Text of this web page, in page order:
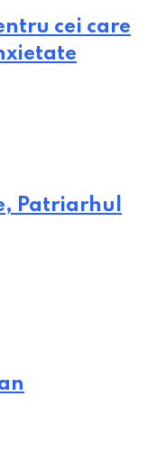
cei care
Patriarhul